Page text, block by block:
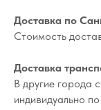
Доставка по
Стоимость
Доставка
В другие города
индивидуально